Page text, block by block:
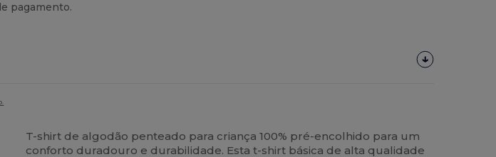
pagamento.
T-shirt de algodão penteado para criança 100% pré-encolhido para um
conforto duradouro e durabilidade. Esta t-shirt básica de alta qualidade